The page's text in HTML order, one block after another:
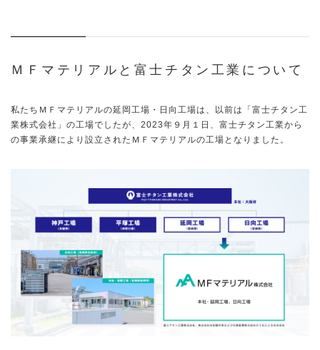
ＭＦマテリアルと富士チタン工業について
私たちＭＦマテリアルの延岡工場・日向工場は、以前は「富士チタン工
業株式会社」の工場でしたが、2023年９月１日、富士チタン工業から
の事業承継により設立されたＭＦマテリアルの工場となりました。